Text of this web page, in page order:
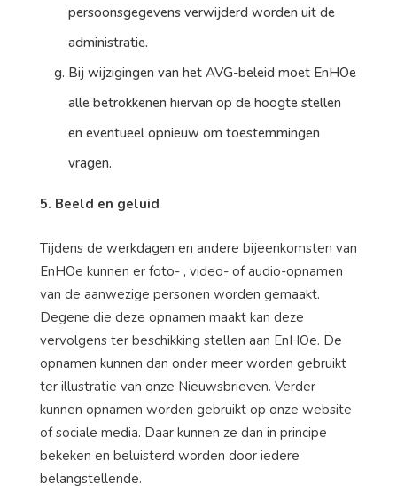
persoonsgegevens verwijderd worden uit de
administratie.
Bij wijzigingen van het AVG-beleid moet EnHOe
alle betrokkenen hiervan op de hoogte stellen
en eventueel opnieuw om toestemmingen
vragen.
5. Beeld en geluid
Tijdens de werkdagen en andere bijeenkomsten van
EnHOe kunnen er foto- , video- of audio-opnamen
van de aanwezige personen worden gemaakt.
Degene die deze opnamen maakt kan deze
vervolgens ter beschikking stellen aan EnHOe. De
opnamen kunnen dan onder meer worden gebruikt
ter illustratie van onze Nieuwsbrieven. Verder
kunnen opnamen worden gebruikt op onze website
of sociale media. Daar kunnen ze dan in principe
bekeken en beluisterd worden door iedere
belangstellende.